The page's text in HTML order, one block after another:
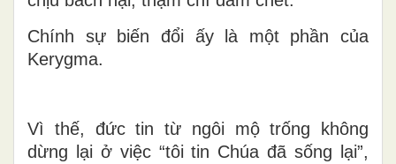
Chính sự biến đổi ấy là một phần của
Kerygma.
Vì thế, đức tin từ ngôi mộ trống không
dừng lại ở việc “tôi tin Chúa đã sống lại”,